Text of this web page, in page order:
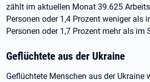
zählt im aktuellen Monat 39.625
Personen oder 1,4 Prozent weniger als
Personen oder 1,7 Prozent mehr als im
Geflüchtete aus der Ukraine
Geflüchtete Menschen aus der Ukraine